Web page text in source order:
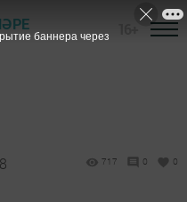
717 0 0
баннера через